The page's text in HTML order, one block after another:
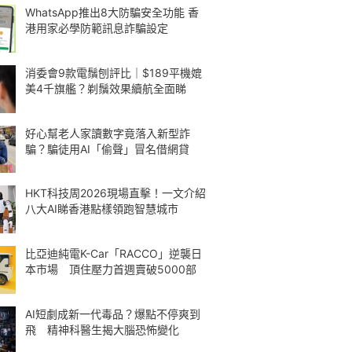
WhatsApp推出8大防騙安全功能 香
港用家必學防範訊息詐騙設定
消委會9款電鬚刨評比｜$189平機媲
美4千旗艦？剃鬚效果續航全面睇
好心幫老人家讀數字竟落入新型詐
騙？騙徒用AI「偷聲」冒名借網貸
HKT科技周2026現場直擊！一文介紹
八大AI睇香港點樣領跑智慧城市
比亞迪純電K-Car「RACCO」逆襲日
本市場 頂住壓力首週賣破5000部
AI短劇成新一代毒品？爆點不停爽到
飛 精神科醫生揭大腦恐怖變化